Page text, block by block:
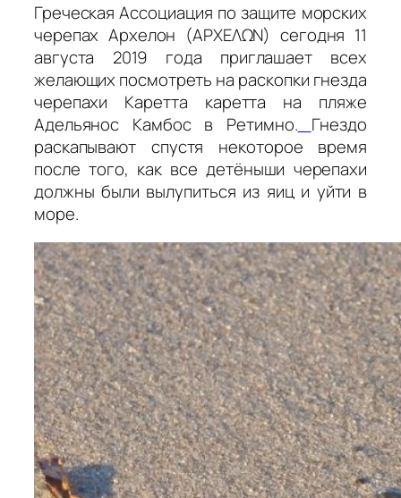
Греческая Ассоциация по защите морских
черепах Архелон (ΑΡΧΕΛΩΝ) сегодня 11
августа 2019 года приглашает всех
желающих посмотреть на раскопки гнезда
черепахи Каретта каретта на пляже
Адельянос Камбос в Ретимно.
Гнездо
раскапывают спустя некоторое время
после того, как все детёныши черепахи
должны были вылупиться из яиц и уйти в
море.